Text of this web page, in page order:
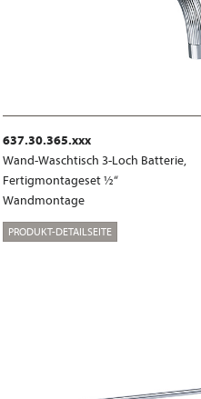
637.30.365.xxx
Wand-Waschtisch 3-Loch Batterie,
Fertigmontageset ½“
Wandmontage
PRODUKT-DETAILSEITE